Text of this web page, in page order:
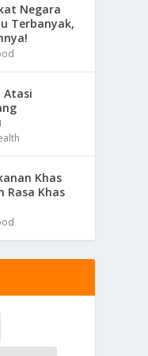
Negara
Terbanyak,
Atasi
Khas
Rasa Khas